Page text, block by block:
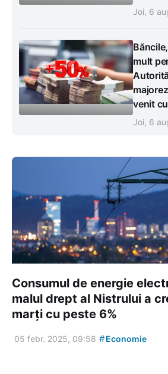
Joi, 6
mult
venit
Joi, 6
Consumul de energie
malul drept al Nistrului a
marți cu peste 6%
05 febr. 2025, 09:58 #Economie